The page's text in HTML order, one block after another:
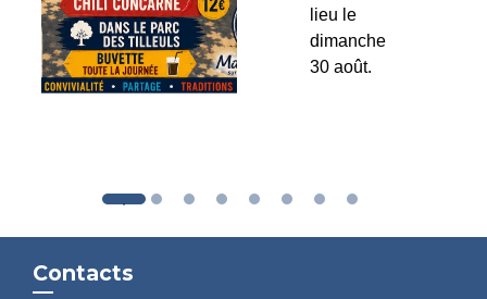
lieu le
dimanche
30 août.
Contacts